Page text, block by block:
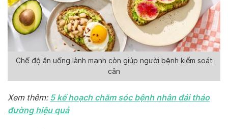
Chế độ ăn uống lành mạnh còn giúp người bệnh kiểm soát
cân
Xem thêm: 5 kế hoạch chăm sóc bệnh nhân đái tháo
đường hiệu quả